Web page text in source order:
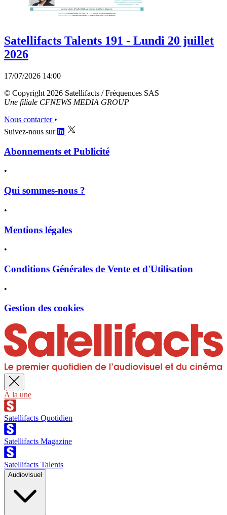
Satellifacts Talents 191 - Lundi 20 juillet
2026
17/07/2026 14:00
© Copyright 2026 Satellifacts / Fréquences SAS
Une filiale CFNEWS MEDIA GROUP
Nous contacter •
Suivez-nous sur
Abonnements et Publicité
•
Qui sommes-nous ?
•
Mentions légales
•
Conditions Générales de Vente et d'Utilisation
•
Gestion des cookies
À la une
Satellifacts Quotidien
Satellifacts Magazine
Satellifacts Talents
Audiovisuel